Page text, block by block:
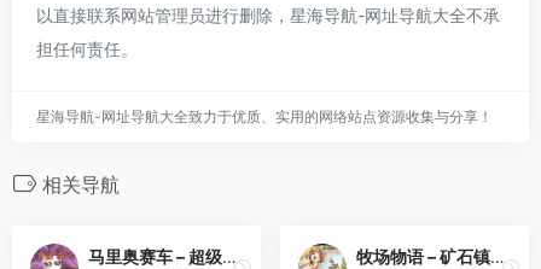
以直接联系网站管理员进行删除，星海导航-网址导航大全不承
担任何责任。
星海导航-网址导航大全致力于优质、实用的网络站点资源收集与分享！
相关导航
马里奥赛车 – 超级巡回赛[Chrono](简)(US)(32.3Mb) 牧场物语 – 矿石镇的伙伴们 女孩篇[Middle333](v0.6)(简)(JP)(128Mb)